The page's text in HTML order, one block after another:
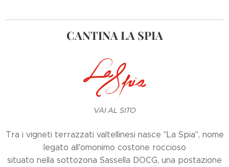
CANTINA LA SPIA
VAI AL SITO
Tra i vigneti terrazzati valtellinesi nasce "La Spia", nome
legato all'omonimo costone roccioso
situato nella sottozona Sassella DOCG, una postazione